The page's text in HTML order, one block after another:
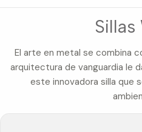
Sillas
El arte en metal se combina
arquitectura de vanguardia le
este innovadora silla que